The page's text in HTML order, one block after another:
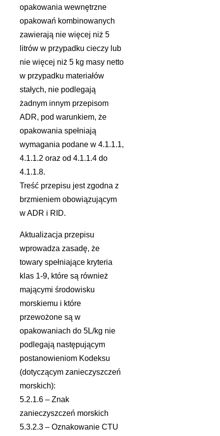
opakowania wewnętrzne
opakowań kombinowanych
zawierają nie więcej niż 5
litrów w przypadku cieczy lub
nie więcej niż 5 kg masy netto
w przypadku materiałów
stałych, nie podlegają
żadnym innym przepisom
ADR, pod warunkiem, że
opakowania spełniają
wymagania podane w 4.1.1.1,
4.1.1.2 oraz od 4.1.1.4 do
4.1.1.8.
Treść przepisu jest zgodna z
brzmieniem obowiązującym
w ADR i RID.
Aktualizacja przepisu
wprowadza zasadę, że ​​
towary spełniające kryteria
klas 1-9, które są również
mającymi środowisku
morskiemu i które
przewożone są w
opakowaniach do 5L/kg nie
podlegają następującym
postanowieniom Kodeksu
(dotyczącym zanieczyszczeń
morskich):
5.2.1.6 – Znak
zanieczyszczeń morskich
5.3.2.3 – Oznakowanie CTU